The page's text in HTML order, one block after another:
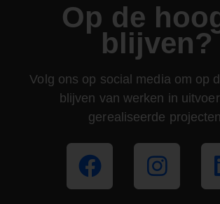
Op de
blijven?
Volg ons op social media om op
blijven van werken in
gerealiseerde